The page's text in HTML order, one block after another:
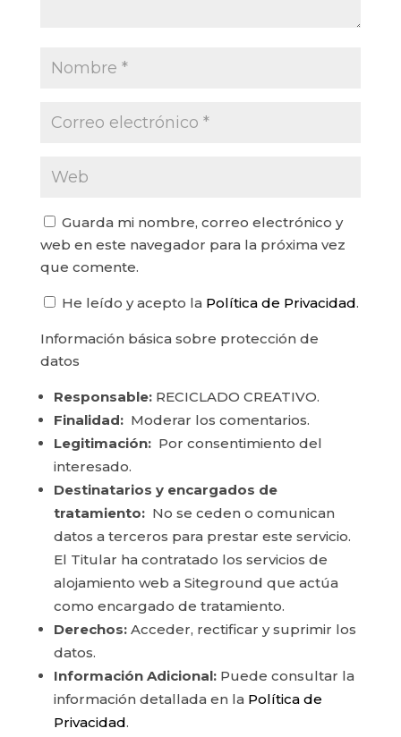
Guarda mi nombre, correo electrónico y
web en este navegador para la próxima vez
que comente.
He leído y acepto la Política de Privacidad.
Información básica sobre protección de
datos
Responsable:RECICLADO CREATIVO.
Finalidad:Moderar los comentarios.
Legitimación:Por consentimiento del
interesado.
Destinatarios y encargados de
tratamiento:No se ceden o comunican
datos a terceros para prestar este servicio.
El Titular ha contratado los servicios de
alojamiento web a Siteground que actúa
como encargado de tratamiento.
Derechos:Acceder, rectificar y suprimir los
datos.
Información Adicional:Puede consultar la
información detallada en la Política de
Privacidad.